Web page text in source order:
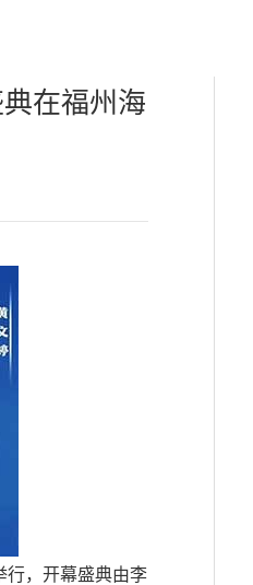
在福州海
行，开幕盛典由李